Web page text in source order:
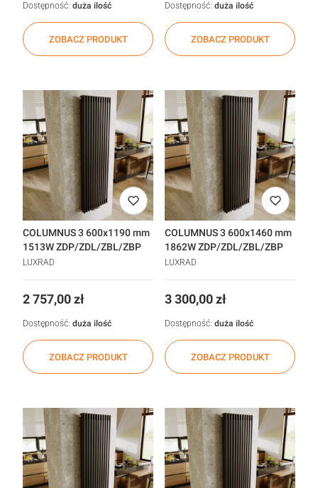
ZOBACZ PRODUKT
Dostępność: duża ilość
ZOBACZ PRODUKT
Dostępność: duża ilość
COLUMNUS 3 600x1190 mm
1513W ZDP/ZDL/ZBL/ZBP
LUXRAD
Cena
2 757,00 zł
ZOBACZ PRODUKT
Dostępność: duża ilość
COLUMNUS 3 600x1460 mm
1862W ZDP/ZDL/ZBL/ZBP
LUXRAD
Cena
3 300,00 zł
ZOBACZ PRODUKT
Dostępność: duża ilość